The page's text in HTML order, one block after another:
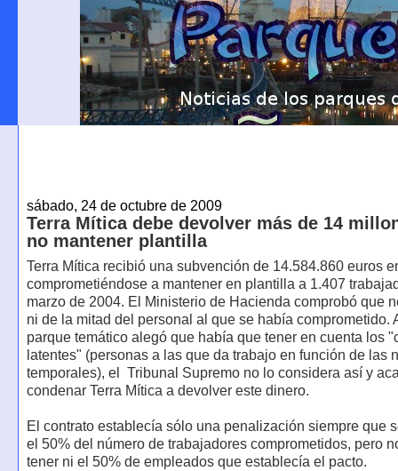
sábado, 24 de octubre de 2009
Terra Mítica debe devolver más de 14
no mantener plantilla
Terra Mítica recibió una subvención de 14.584.860 euros
comprometiéndose a mantener en plantilla a 1.407
marzo de 2004. El Ministerio de Hacienda comprobó que
ni de la mitad del personal al que se había comprometido.
parque temático alegó que había que tener en cuenta los
latentes" (personas a las que da trabajo en función de las
temporales), el Tribunal Supremo no lo considera así y
condenar Terra Mítica a devolver este dinero.
El contrato establecía sólo una penalización siempre que
el 50% del número de trabajadores comprometidos, pero
tener ni el 50% de empleados que establecía el pacto.